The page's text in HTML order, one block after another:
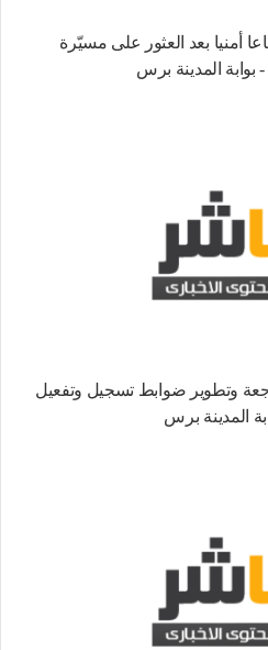
أمنيا بعد العثور على مسيّرة
المدينة برس
وتطوير ضوابط تسجيل وتفعيل
المدينة برس